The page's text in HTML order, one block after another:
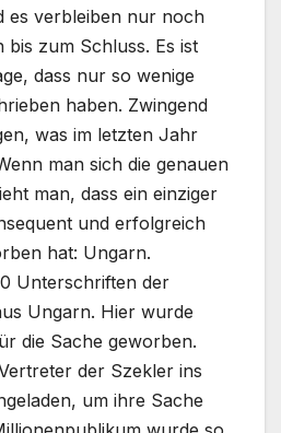
es verbleiben nur noch
zum Schluss. Es ist
dass nur so wenige
haben. Zwingend
was im letzten Jahr
man sich die genauen
man, dass ein einziger
und erfolgreich
hat: Ungarn.
Unterschriften der
Ungarn. Hier wurde
die Sache geworben.
der Szekler ins
um ihre Sache